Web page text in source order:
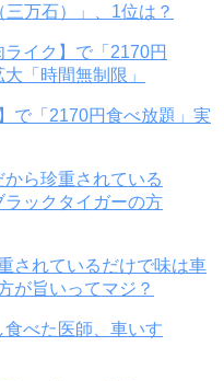
万石）」、1位は？
で「2170円食べ放題」実
されているだけで味は車
が旨いってマジ？